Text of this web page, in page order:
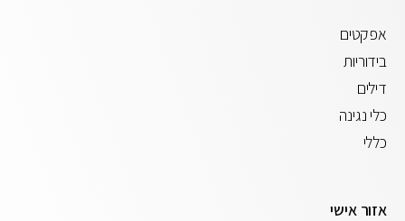
אפקטים
בידוריות
דילים
כלי נגינה
כללי
אזור אישי